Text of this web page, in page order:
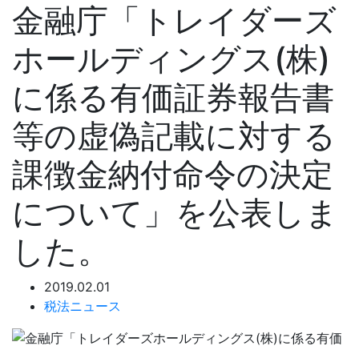
金融庁「トレイダーズ
ホールディングス(株)
に係る有価証券報告書
等の虚偽記載に対する
課徴金納付命令の決定
について」を公表しま
した。
2019.02.01
税法ニュース